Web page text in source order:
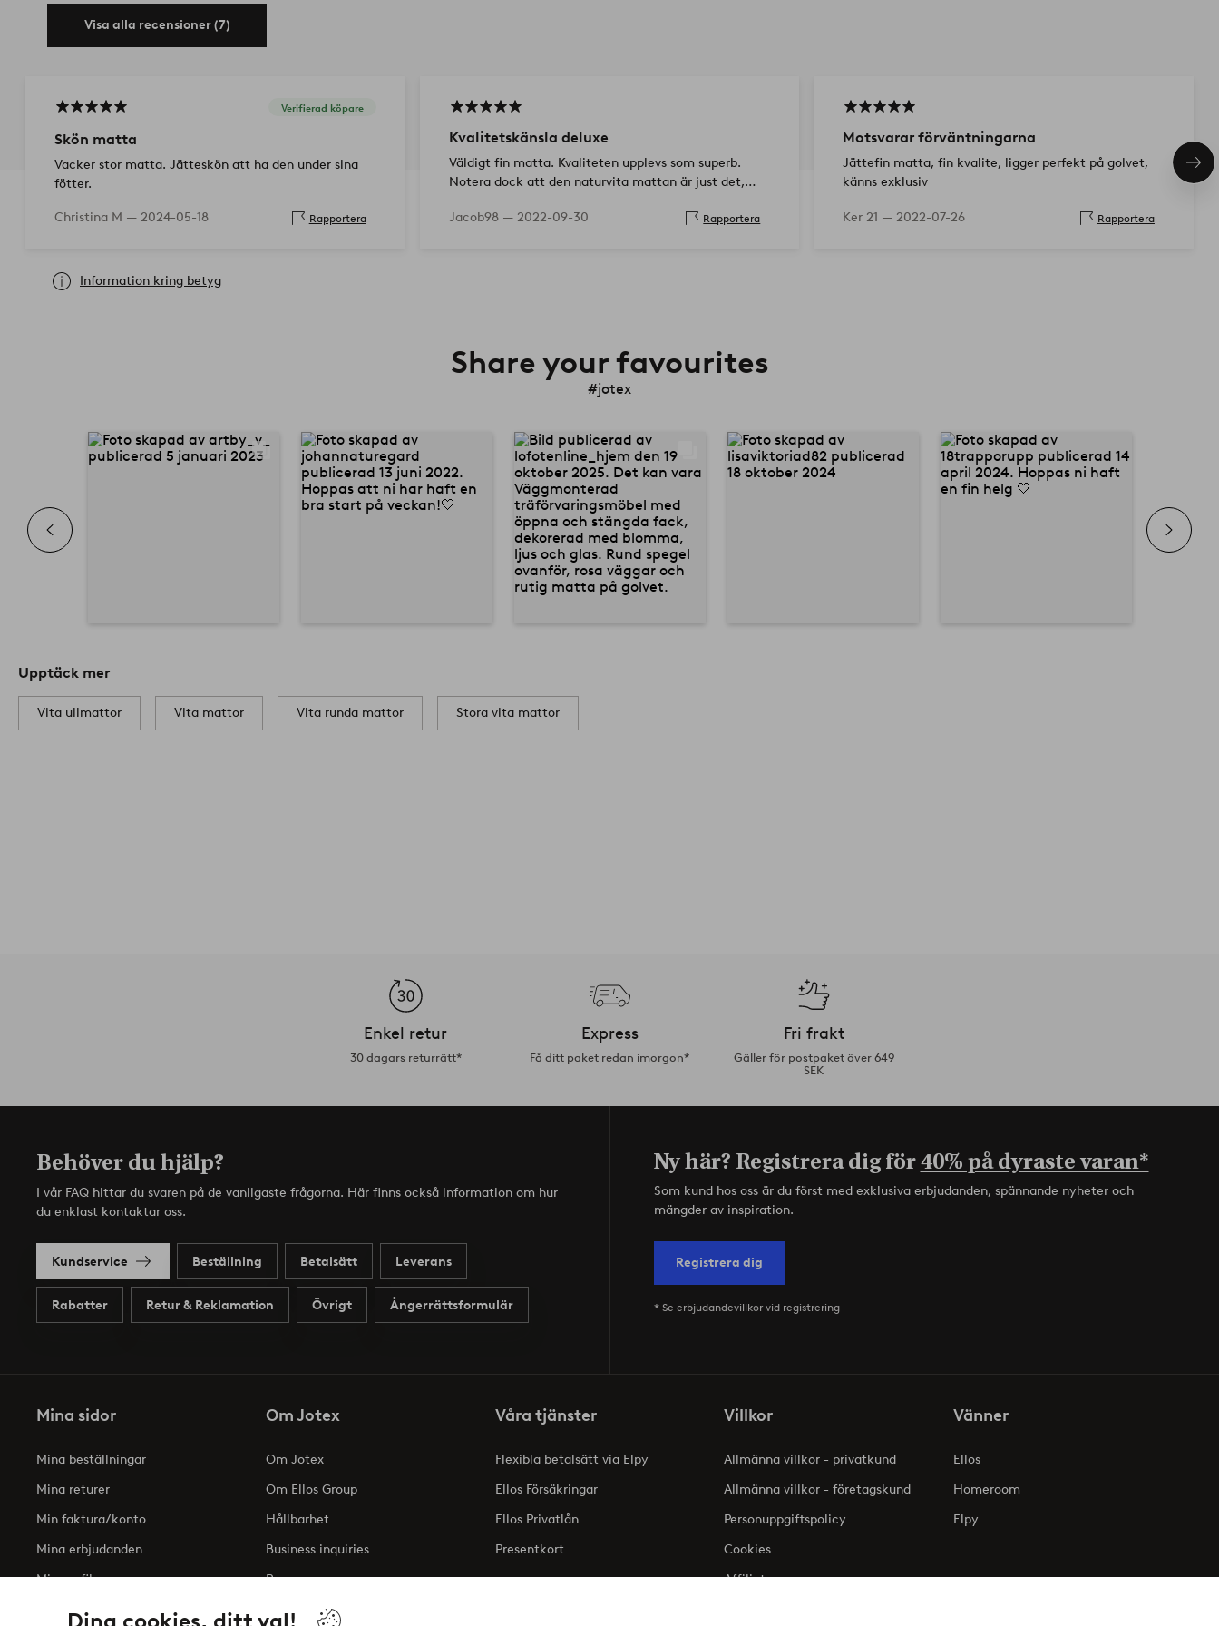
Dina cookies, ditt val!
Visa alla recensioner (7)
Verifierad köpare
Skön matta
Vacker stor matta. Jätteskön att ha den under sina
fötter.
Christina M — 2024-05-18 Rapportera
Kvalitetskänsla deluxe
Väldigt fin matta. Kvaliteten upplevs som superb.
Notera dock att den naturvita mattan är just det,
Jacob98 — 2022-09-30 Rapportera
Motsvarar förväntningarna
Jättefin matta, fin kvalite, ligger perfekt på golvet,
känns exklusiv
Ker 21 — 2022-07-26 Rapportera
Information kring betyg
Share your favourites
#jotex
Upptäck mer
Vita ullmattor Vita mattor Vita runda mattor Stora vita mattor
Enkel retur
30 dagars returrätt*
Express
Få ditt paket redan imorgon*
Fri frakt
Gäller för postpaket över 649
SEK
Behöver du hjälp?
I vår FAQ hittar du svaren på de vanligaste frågorna. Här finns också information om hur
du enklast kontaktar oss.
Kundservice Beställning Betalsätt Leverans
Rabatter Retur & Reklamation Övrigt Ångerrättsformulär
Ny här? Registrera dig för40% på dyraste varan*
Som kund hos oss är du först med exklusiva erbjudanden, spännande nyheter och
mängder av inspiration.
Registrera dig
* Se erbjudandevillkor vid registrering
Mina sidor
Mina beställningar
Mina returer
Min faktura/konto
Mina erbjudanden
Min profil
Om Jotex
Om Jotex
Om Ellos Group
Hållbarhet
Business inquiries
Press
Tillgänglighetsredogörelse
Våra tjänster
Flexibla betalsätt via Elpy
Ellos Försäkringar
Ellos Privatlån
Presentkort
Villkor
Allmänna villkor - privatkund
Allmänna villkor - företagskund
Personuppgiftspolicy
Cookies
Affiliate
Vänner
Ellos
Homeroom
Elpy